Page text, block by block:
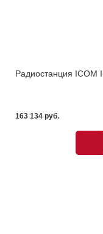
Радиостанция ICOM
163 134 pуб.